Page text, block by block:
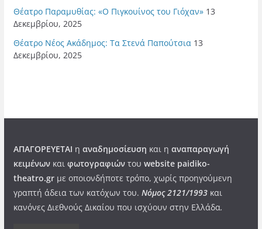
Θέατρο Παραμυθίας: «Ο Πιγκουίνος του Γιόχαν» 13
Δεκεμβρίου, 2025
Θέατρο Νέος Ακάδημος: Τα Στενά Παπούτσια 13
Δεκεμβρίου, 2025
ΑΠΑΓΟΡΕΥΕΤΑΙ η αναδημοσίευση και η αναπαραγωγή
κειμένωνκαι φωτογραφιώντου website paidiko-
theatro.grμε οποιονδήποτε τρόπο, χωρίς προηγούμενη
γραπτή άδεια των κατόχων του. Νόμος 2121/1993και
κανόνες Διεθνούς Δικαίου που ισχύουν στην Ελλάδα.